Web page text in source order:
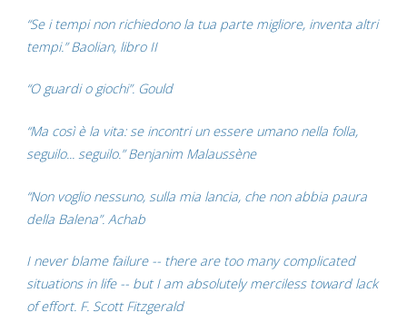
“Se i tempi non richiedono la tua parte migliore, inventa altri
tempi.” Baolian, libro II
“O guardi o giochi”. Gould
“Ma così è la vita: se incontri un essere umano nella folla,
seguilo... seguilo.” Benjanim Malaussène
“Non voglio nessuno, sulla mia lancia, che non abbia paura
della Balena”. Achab
I never blame failure -- there are too many complicated
situations in life -- but I am absolutely merciless toward lack
of effort. F. Scott Fitzgerald